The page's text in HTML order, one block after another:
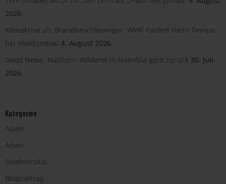
2026
Klimakrise als Brandbeschleuniger: WWF fordert mehr Tempo
bei Waldumbau 4. August 2026
Good News: Nashorn-Wilderei in Namibia geht zurück 30. Juli
2026
Kategorien
Alpen
Arten
Biodiversität
Blogbeitrag